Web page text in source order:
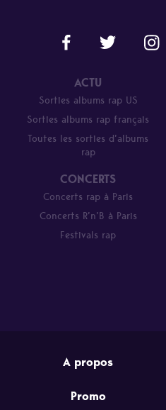
ACTU
Sorties albums rap US
Sorties albums rap français
Toutes les sorties d’albums
rap
CONCERTS
Concerts rap à Paris
Concerts R’n’B à Paris
Festivals rap
A propos
Promo